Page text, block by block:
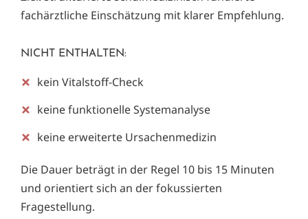
fachärztliche Einschätzung mit klarer Empfehlung.
NICHT ENTHALTEN:
kein Vitalstoff-Check
keine funktionelle Systemanalyse
keine erweiterte Ursachenmedizin
Die Dauer beträgt in der Regel 10 bis 15 Minuten
und orientiert sich an der fokussierten
Fragestellung.